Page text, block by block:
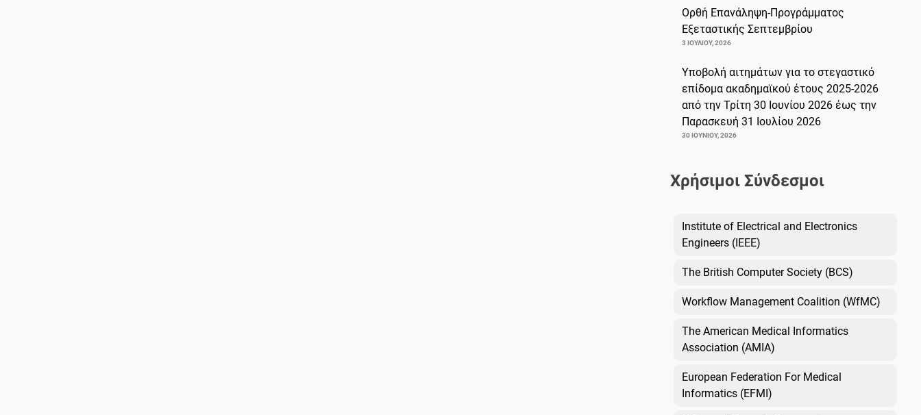
Ορθή Επανάληψη-Προγράμματος
Εξεταστικής Σεπτεμβρίου
3 ΙΟΥΛΊΟΥ, 2026
Υποβολή αιτημάτων για το στεγαστικό
επίδομα ακαδημαϊκού έτους 2025-2026
από την Τρίτη 30 Ιουνίου 2026 έως την
Παρασκευή 31 Ιουλίου 2026
30 ΙΟΥΝΊΟΥ, 2026
Χρήσιμοι Σύνδεσμοι
Institute of Electrical and Electronics
Engineers (IEEE)
The British Computer Society (BCS)
Workflow Management Coalition (WfMC)
The American Medical Informatics
Association (AMIA)
European Federation For Medical
Informatics (EFMI)